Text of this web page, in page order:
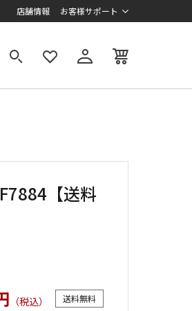
店舗情報 お客様サポート
【送料
（税込） 送料無料